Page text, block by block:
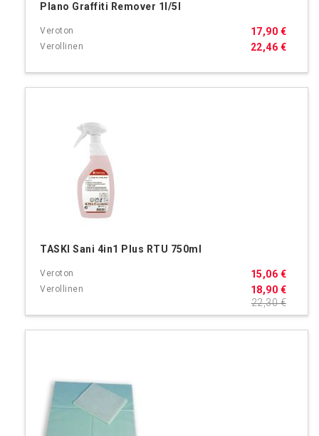
Plano Graffiti Remover 1l/5l
22,46 €
17,90 €
TASKI Sani 4in1 Plus RTU 750ml
18,90 €
15,06 €
22,30 €